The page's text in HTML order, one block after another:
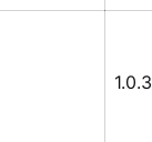
1.0.3